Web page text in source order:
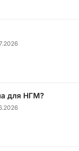
для НГМ?